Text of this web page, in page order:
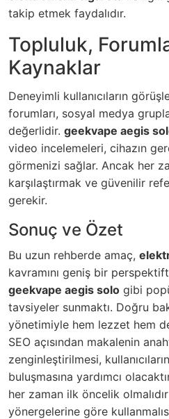
takip etmek faydalıdır.
Topluluk,
Kaynaklar
Deneyimli kullanıcıların
forumları, sosyal medya
değerlidir. geekvape aegis
video incelemeleri, cihazın
görmenizi sağlar. Ancak her
karşılaştırmak ve güvenilir
gerekir.
Sonuç ve Özet
Bu uzun rehberde amaç,
kavramını geniş bir
geekvape aegis solo gibi
tavsiyeler sunmaktı. Doğru
yönetimiyle hem lezzet hem
SEO açısından makalenin
zenginleştirilmesi,
buluşmasına yardımcı
her zaman ilk öncelik
yönergelerine göre